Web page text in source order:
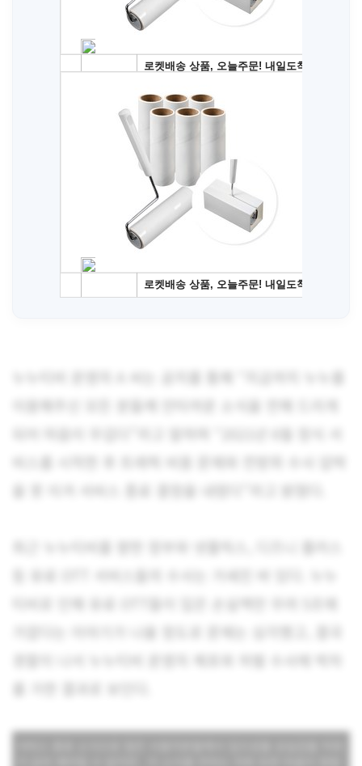
누누티비 운영자 A 씨는 공지를 통해 “지금까지 누누를
이용해주신 모든 분들께 안타까운 소식을 전해 드리게
되어 마음이 무겁다”라고 말하며 “2021년 6월 정식 서
비스를 시작한 후 트래픽 비용 문제와 전방위 수사 압박
을 못 이겨 서비스 종료 결정을 내렸다”라고 밝혔다.
최근 누누티비를 향한 정부와 넷플릭스, 디즈니 플러스
등 유료 OTT 서비스들의 수사는 거세진 바 있다. 누누
티비로 인해 유료 OTT들이 입은 손실액만 무려 5조에
가깝다는 이야기가 나올 정도로 문제는 심각했고, 결국
경찰이 나서 누누티비 운영자 체포와 처벌 수사에 박차
를 가한 결과로 보인다.